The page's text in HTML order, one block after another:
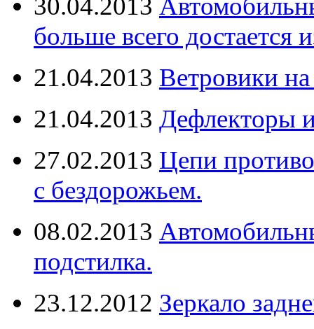
30.04.2013
больше всего достается
21.04.2013 Ветровики
21.04.2013 Дефлекторы
27.02.2013 Цепи
с бездорожьем.
08.02.2013
подстилка.
23.12.2012 Зеркало